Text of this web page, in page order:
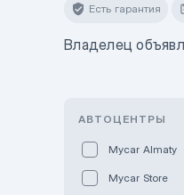
Есть гарантия
Владелец
АВТОЦЕНТРЫ
Mycar Almaty
Mycar Store